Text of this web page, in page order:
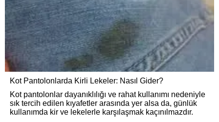
Kot Pantolonlarda Kirli Lekeler: Nasıl Gider?
Kot pantolonlar dayanıklılığı ve rahat kullanımı nedeniyle
sık tercih edilen kıyafetler arasında yer alsa da, günlük
kullanımda kir ve lekelerle karşılaşmak kaçınılmazdır.